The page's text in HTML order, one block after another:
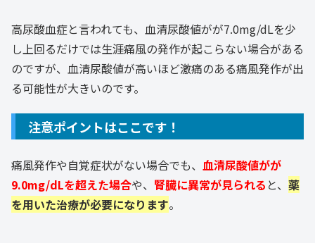
高尿酸血症と言われても、血清尿酸値がが7.0mg/dLを少
し上回るだけでは生涯痛風の発作が起こらない場合がある
のですが、血清尿酸値が高いほど激痛のある痛風発作が出
る可能性が大きいのです。
注意ポイントはここです！
痛風発作や自覚症状がない場合でも、 血清尿酸値がが
9.0mg/dLを超えた場合や、 腎臓に異常が見られる と、 薬
を用いた治療が必要になります。